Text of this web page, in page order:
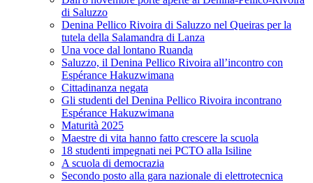
di Saluzzo
Denina Pellico Rivoira di Saluzzo nel Queiras per la
tutela della Salamandra di Lanza
Una voce dal lontano Ruanda
Saluzzo, il Denina Pellico Rivoira all’incontro con
Espérance Hakuzwimana
Cittadinanza negata
Gli studenti del Denina Pellico Rivoira incontrano
Espérance Hakuzwimana
Maturità 2025
Maestre di vita hanno fatto crescere la scuola
18 studenti impegnati nei PCTO alla Isiline
A scuola di democrazia
Secondo posto alla gara nazionale di elettrotecnica